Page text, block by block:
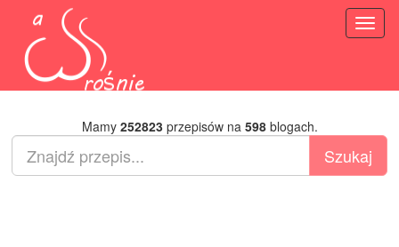
Mamy 252823przepisów na 598blogach.